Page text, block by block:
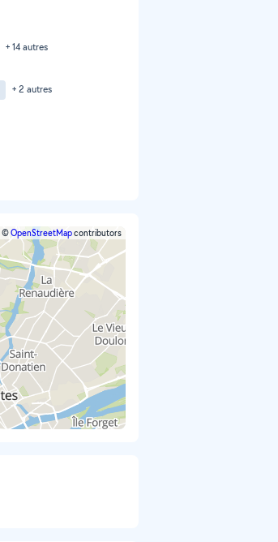
+ 14 autres
+ 2 autres
©OpenStreetMapcontributors